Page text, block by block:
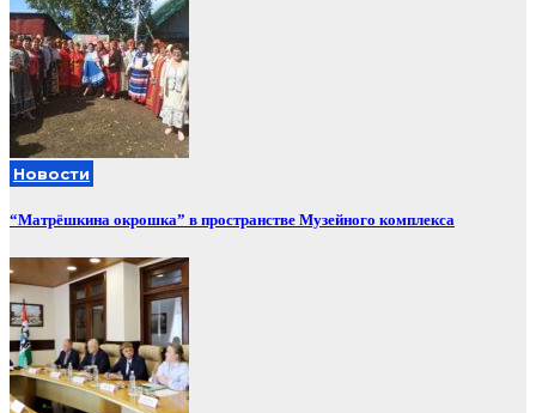
Новости
“Матрёшкина окрошка” в пространстве Музейного комплекса